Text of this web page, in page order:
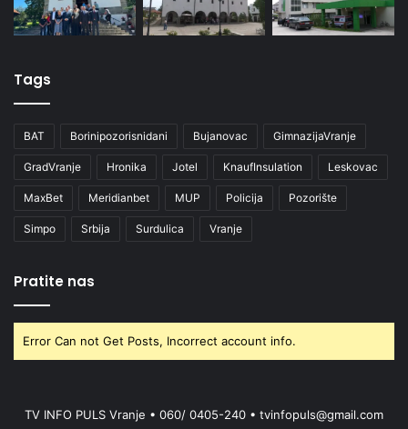
Tags
BAT Borinipozorisnidani Bujanovac GimnazijaVranje
GradVranje Hronika Jotel KnaufInsulation Leskovac
MaxBet Meridianbet MUP Policija Pozorište
Simpo Srbija Surdulica Vranje
Pratite nas
Error Can not Get Posts, Incorrect account info.
TV INFO PULS Vranje • 060/ 0405-240 • tvinfopuls@gmail.com